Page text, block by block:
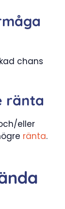
chans
ränta
eller
ränta.